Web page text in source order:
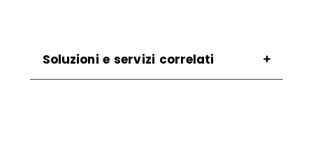
Soluzioni e servizi correlati